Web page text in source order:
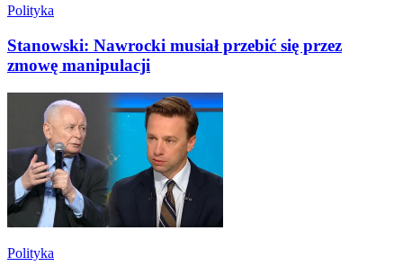
Polityka
Stanowski: Nawrocki musiał przebić się przez
zmowę manipulacji
Polityka